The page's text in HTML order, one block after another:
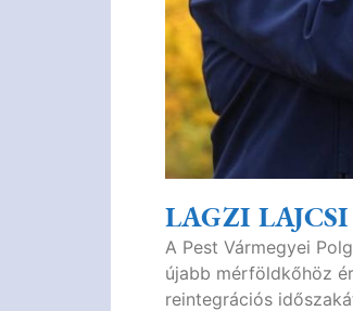
LAGZI
A Pest Vármegyei
újabb mérföldkőhöz
reintegrációs